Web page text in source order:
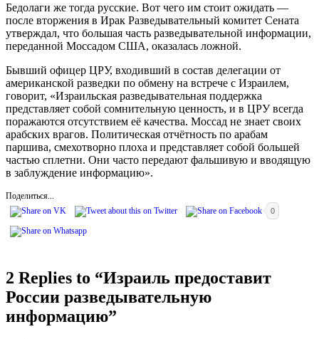
Бедолаги же тогда русские. Вот чего им стоит ожидать —
после вторжения в Ирак Разведывательный комитет Сената
утверждал, что большая часть разведывательной информации,
переданной Моссадом США, оказалась ложной.
Бывший офицер ЦРУ, входивший в состав делегации от
американской разведки по обмену на встрече с Израилем,
говорит, «Израильская разведывательная поддержка
представляет собой сомнительную ценность, и в ЦРУ всегда
поражаются отсутствием её качества. Моссад не знает своих
арабских врагов. Политическая отчётность по арабам
паршива, смехотворно плоха и представляет собой большей
частью сплетни. Они часто передают фальшивую и вводящую
в заблуждение информацию».
Поделиться...
0
2 Replies to “Израиль предоставит
России разведывательную
информацию”